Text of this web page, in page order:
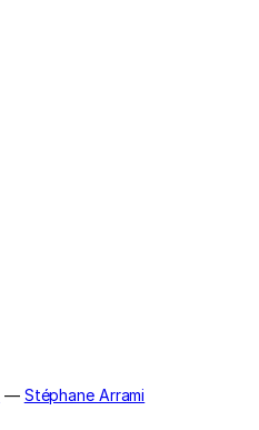
— Stéphane Arrami